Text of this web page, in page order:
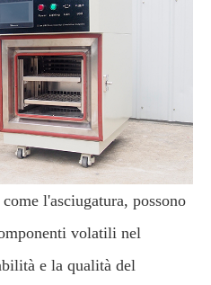
l'asciugatura, possono
volatili nel
e la qualità del